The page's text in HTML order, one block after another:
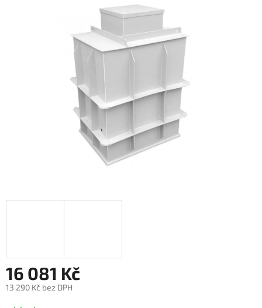
hvězdiček.
16 081 Kč
13 290 Kč bez DPH